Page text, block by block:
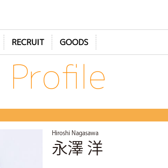
RECRUIT GOODS
Profile
Hiroshi Nagasawa
永澤 洋